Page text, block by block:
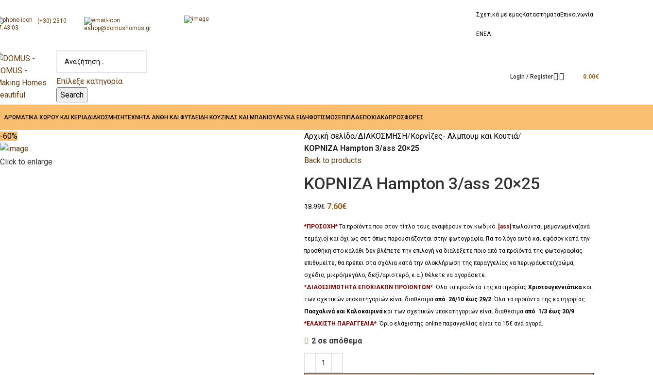
(+30) 2310
eshop@domushomus.gr
Σχετικά με εμας ΚαταστήματαΕπικοινωνία
EN ΕΛ
Επίλεξε κατηγορία
Search
Login / Register 0.00€
ΑΡΩΜΑΤΙΚΑ ΧΩΡΟΥ ΚΑΙ ΚΕΡΙΑΔΙΑΚΟΣΜΗΣΗΤΕΧΝΗΤΑ ΑΝΘΗ ΚΑΙ ΦΥΤΑΕΙΔΗ ΚΟΥΖΙΝΑΣ ΚΑΙ ΜΠΑΝΙΟΥΛΕΥΚΑ ΕΙΔΗΦΩΤΙΣΜΟΣ ΕΠΙΠΛΑΕΠΟΧΙΑΚΑΠΡΟΣΦΟΡΕΣ
-60%
Click to enlarge
Αρχική σελίδα ΔΙΑΚΟΣΜΗΣΗ Κορνίζες- Aλμπουμ και Κουτιά
ΚΟΡΝΙΖΑ Hampton 3/ass 20×25
Back to products
ΚΟΡΝΙΖΑ Hampton 3/ass 20×25
18.99€ 7.60€
*ΠΡΟΣΟΧΗ* Τα προϊόντα που στον τίτλο τους αναφέρουν τον κωδικό [ass] πωλούνται μεμονωμένα(ανά
τεμάχιο) και όχι ως σετ όπως παρουσιάζονται στην φωτογραφία. Για το λόγο αυτό και εφόσον κατά την
προσθήκη στο καλάθι δεν βλέπετε την επιλογή να διαλέξετε ποιο από τα προϊόντα της φωτογραφίας
επιθυμείτε, θα πρέπει στα σχόλια κατά την ολοκλήρωση της παραγγελίας να περιγράψετε(χρώμα,
σχέδιο, μικρό/μεγάλο, δεξί/αριστερό, κ.α.) θέλετε να αγοράσετε.
*ΔΙΑΘΕΣΙΜΟΤΗΤΑ ΕΠΟΧΙΑΚΩΝ ΠΡΟΪΟΝΤΩΝ* Όλα τα προϊόντα της κατηγορίας Χριστουγεννιάτικακαι
των σχετικών υποκατηγοριών είναι διαθέσιμα από 26/10 έως 29/2. Όλα τα προϊόντα της κατηγορίας
Πασχαλινά και Καλοκαιρινάκαι των σχετικών υποκατηγοριών είναι διαθέσιμα από 1/3 έως 30/9.
*ΕΛΑΧΙΣΤΗ ΠΑΡΑΓΓΕΛΙΑ* Όριο ελάχιστης online παραγγελίας είναι τα 15€ ανά αγορά.
2 σε απόθεμα